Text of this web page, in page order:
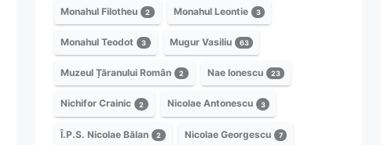
Monahul Filotheu 2 Monahul Leontie 3
Monahul Teodot 3 Mugur Vasiliu 63
Muzeul Țăranului Român 2 Nae Ionescu 23
Nichifor Crainic 2 Nicolae Antonescu 3
Î.P.S. Nicolae Bălan 2 Nicolae Georgescu 7